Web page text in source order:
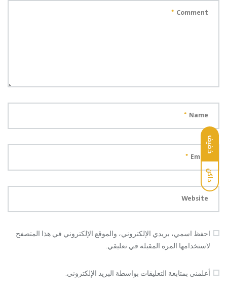
خفيف
داكن
Comment
*
Name
*
Email
*
Website
احفظ اسمي، بريدي الإلكتروني، والموقع الإلكتروني في هذا المتصفح
لاستخدامها المرة المقبلة في تعليقي.
أعلمني بمتابعة التعليقات بواسطة البريد الإلكتروني.